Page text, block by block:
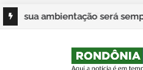
sua ambientação será